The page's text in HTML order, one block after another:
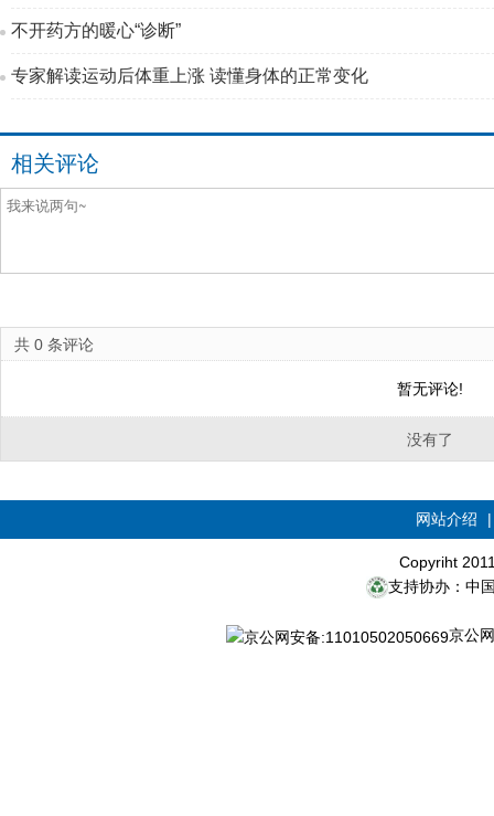
不开药方的暖心“诊断”
专家解读运动后体重上涨 读懂身体的正常变化
相关评论
共 0 条评论
暂无评论!
没有了
网站介绍
Copyriht
支持协办：中
京公